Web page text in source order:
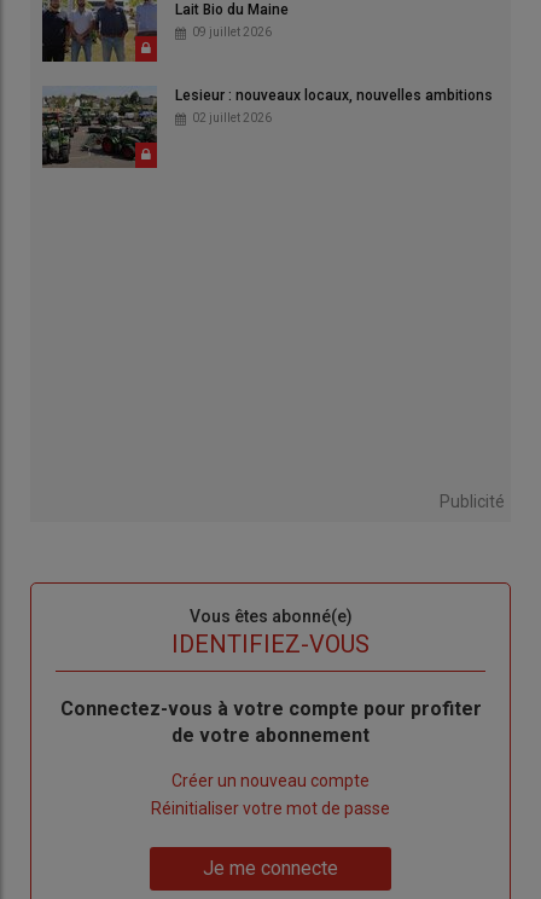
Lait Bio du Maine
09 juillet 2026
Lesieur : nouveaux locaux, nouvelles ambitions
02 juillet 2026
Publicité
Vous êtes abonné(e)
IDENTIFIEZ-VOUS
Body
Connectez-vous à votre compte pour profiter
de votre abonnement
Créer un nouveau compte
Réinitialiser votre mot de passe
Je me connecte